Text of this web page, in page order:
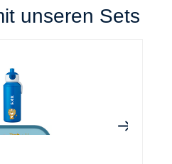
unseren Sets